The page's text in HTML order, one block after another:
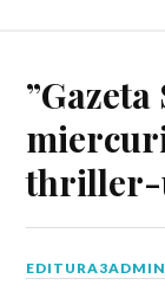
thriller-
EDITURA3ADMIN